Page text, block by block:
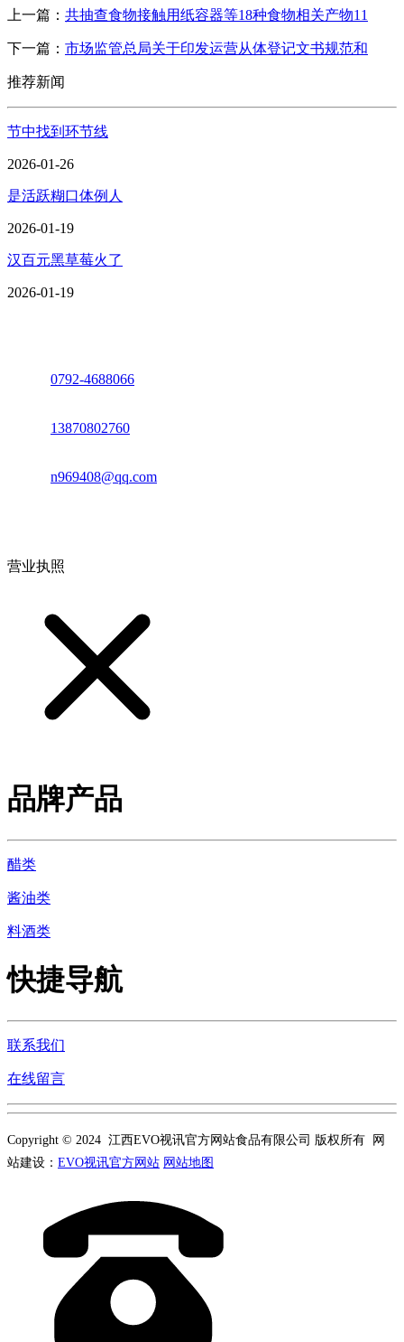
上一篇： 共抽查食物接触用纸容器等18种食物相关产物11
下一篇： 市场监管总局关于印发运营从体登记文书规范和
推荐新闻
节中找到环节线
2026-01-26
是活跃糊口体例人
2026-01-19
汉百元黑草莓火了
2026-01-19
0792-4688066
13870802760
n969408@qq.com
营业执照
品牌产品
醋类
酱油类
料酒类
快捷导航
联系我们
在线留言
Copyright © 2024 江西EVO视讯官方网站食品有限公司 版权所有 网
站建设： EVO视讯官方网站 网站地图